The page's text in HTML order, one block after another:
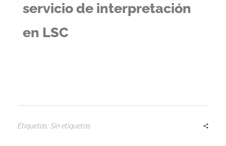
n
servicio de interpretación
en LSC
Etiquetas: Sin etiquetas